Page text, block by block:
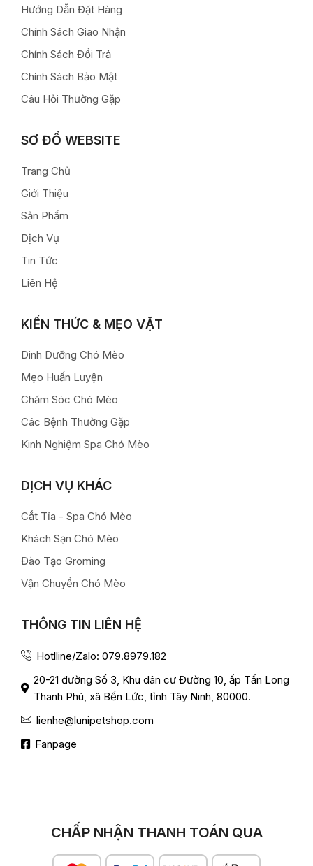
Hướng Dẫn Đặt Hàng
Chính Sách Giao Nhận
Chính Sách Đổi Trả
Chính Sách Bảo Mật
Câu Hỏi Thường Gặp
SƠ ĐỒ WEBSITE
Trang Chủ
Giới Thiệu
Sản Phẩm
Dịch Vụ
Tin Tức
Liên Hệ
KIẾN THỨC & MẸO VẶT
Dinh Dưỡng Chó Mèo
Mẹo Huấn Luyện
Chăm Sóc Chó Mèo
Các Bệnh Thường Gặp
Kinh Nghiệm Spa Chó Mèo
DỊCH VỤ KHÁC
Cắt Tỉa - Spa Chó Mèo
Khách Sạn Chó Mèo
Đào Tạo Groming
Vận Chuyển Chó Mèo
THÔNG TIN LIÊN HỆ
Hotlline/Zalo: 079.8979.182
20-21 đường Số 3, Khu dân cư Đường 10, ấp Tấn Long
Thanh Phú, xã Bến Lức, tỉnh Tây Ninh, 80000.
lienhe@lunipetshop.com
Fanpage
CHẤP NHẬN THANH TOÁN QUA